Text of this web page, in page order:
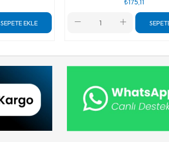
SEPETE EKLE
₺175,11